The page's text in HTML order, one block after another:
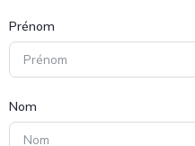
Prénom
Nom